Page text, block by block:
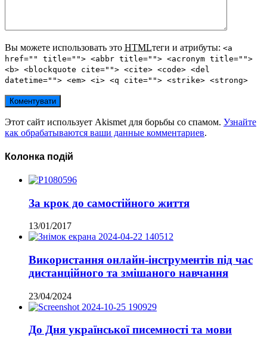
Вы можете использовать это HTMLтеги и атрибуты: <a
href="" title=""> <abbr title=""> <acronym title="">
<b> <blockquote cite=""> <cite> <code> <del
datetime=""> <em> <i> <q cite=""> <strike> <strong>
Этот сайт использует Akismet для борьбы со спамом. Узнайте
как обрабатываются ваши данные комментариев.
Колонка подій
За крок до самостійного життя
13/01/2017
Використання онлайн-інструментів під час
дистанційного та змішаного навчання
23/04/2024
До Дня української писемності та мови